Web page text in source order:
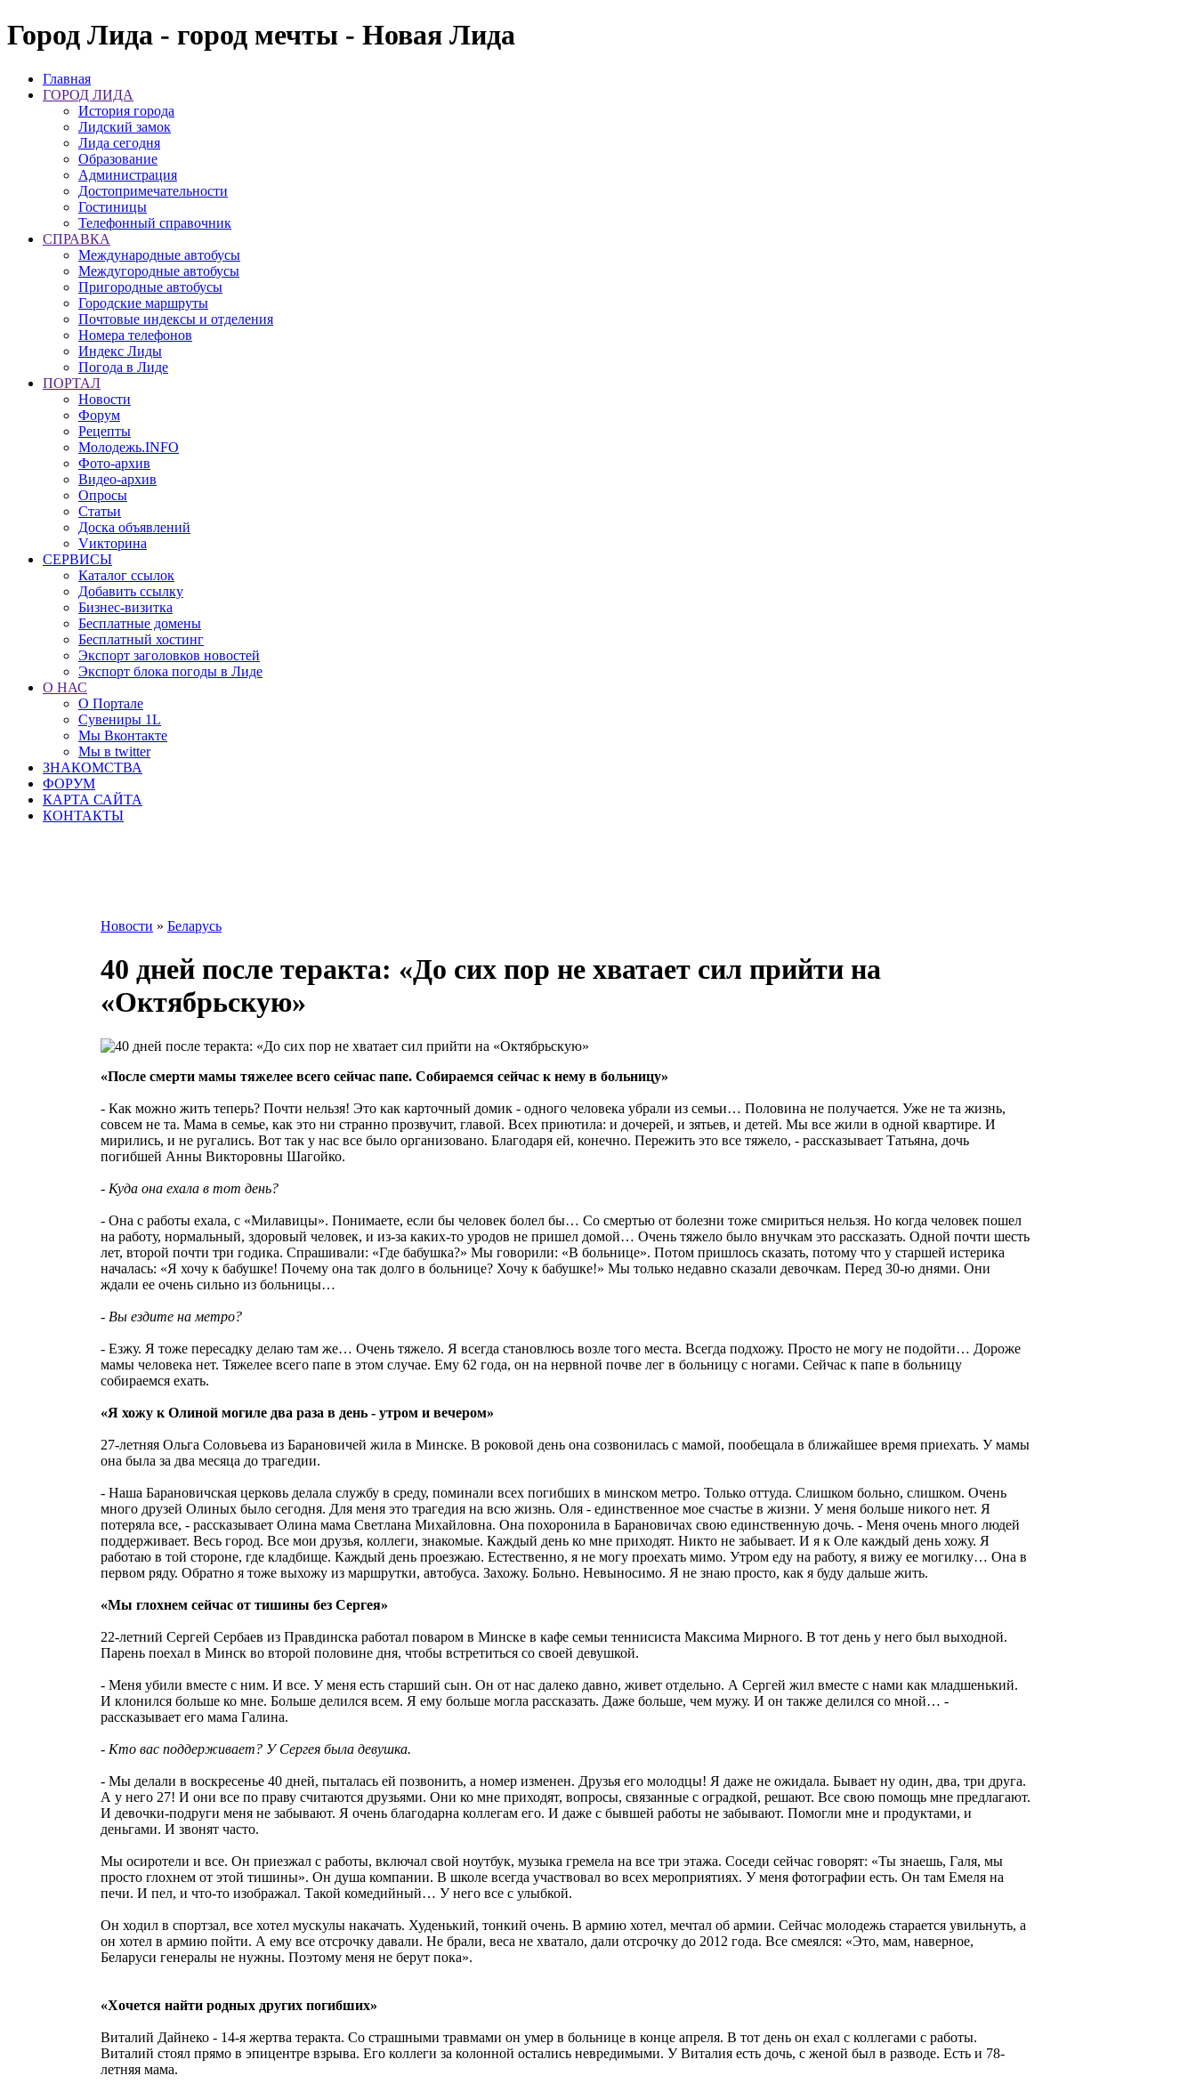
Город Лида - город мечты - Новая Лида
Главная
ГОРОД ЛИДА
История города
Лидский замок
Лида сегодня
Образование
Администрация
Достопримечательности
Гостиницы
Телефонный справочник
СПРАВКА
Международные автобусы
Междугородные автобусы
Пригородные автобусы
Городские маршруты
Почтовые индексы и отделения
Номера телефонов
Индекс Лиды
Погода в Лиде
ПОРТАЛ
Новости
Форум
Рецепты
Молодежь.INFO
Фото-архив
Видео-архив
Опросы
Статьи
Доска объявлений
Vикторина
СЕРВИСЫ
Каталог ссылок
Добавить ссылку
Бизнес-визитка
Бесплатные домены
Бесплатный хостинг
Экспорт заголовков новостей
Экспорт блока погоды в Лиде
О НАС
О Портале
Сувениры 1L
Мы Вконтакте
Мы в twitter
ЗНАКОМСТВА
ФОРУМ
КАРТА САЙТА
КОНТАКТЫ
Новости » Беларусь
40 дней после теракта: «До сих пор не хватает сил прийти на
«Октябрьскую»
«После смерти мамы тяжелее всего сейчас папе. Собираемся сейчас к нему в больницу»
- Как можно жить теперь? Почти нельзя! Это как карточный домик - одного человека убрали из семьи… Половина не получается. Уже не та жизнь,
совсем не та. Мама в семье, как это ни странно прозвучит, главой. Всех приютила: и дочерей, и зятьев, и детей. Мы все жили в одной квартире. И
мирились, и не ругались. Вот так у нас все было организовано. Благодаря ей, конечно. Пережить это все тяжело, - рассказывает Татьяна, дочь
погибшей Анны Викторовны Шагойко.
- Куда она ехала в тот день?
- Она с работы ехала, с «Милавицы». Понимаете, если бы человек болел бы… Со смертью от болезни тоже смириться нельзя. Но когда человек пошел
на работу, нормальный, здоровый человек, и из-за каких-то уродов не пришел домой… Очень тяжело было внучкам это рассказать. Одной почти шесть
лет, второй почти три годика. Спрашивали: «Где бабушка?» Мы говорили: «В больнице». Потом пришлось сказать, потому что у старшей истерика
началась: «Я хочу к бабушке! Почему она так долго в больнице? Хочу к бабушке!» Мы только недавно сказали девочкам. Перед 30-ю днями. Они
ждали ее очень сильно из больницы…
- Вы ездите на метро?
- Езжу. Я тоже пересадку делаю там же… Очень тяжело. Я всегда становлюсь возле того места. Всегда подхожу. Просто не могу не подойти… Дороже
мамы человека нет. Тяжелее всего папе в этом случае. Ему 62 года, он на нервной почве лег в больницу с ногами. Сейчас к папе в больницу
собираемся ехать.
«Я хожу к Олиной могиле два раза в день - утром и вечером»
27-летняя Ольга Соловьева из Барановичей жила в Минске. В роковой день она созвонилась с мамой, пообещала в ближайшее время приехать. У мамы
она была за два месяца до трагедии.
- Наша Барановичская церковь делала службу в среду, поминали всех погибших в минском метро. Только оттуда. Слишком больно, слишком. Очень
много друзей Олиных было сегодня. Для меня это трагедия на всю жизнь. Оля - единственное мое счастье в жизни. У меня больше никого нет. Я
потеряла все, - рассказывает Олина мама Светлана Михайловна. Она похоронила в Барановичах свою единственную дочь. - Меня очень много людей
поддерживает. Весь город. Все мои друзья, коллеги, знакомые. Каждый день ко мне приходят. Никто не забывает. И я к Оле каждый день хожу. Я
работаю в той стороне, где кладбище. Каждый день проезжаю. Естественно, я не могу проехать мимо. Утром еду на работу, я вижу ее могилку… Она в
первом ряду. Обратно я тоже выхожу из маршрутки, автобуса. Захожу. Больно. Невыносимо. Я не знаю просто, как я буду дальше жить.
«Мы глохнем сейчас от тишины без Сергея»
22-летний Сергей Сeрбаев из Правдинска работал поваром в Минске в кафе семьи теннисиста Максима Мирного. В тот день у него был выходной.
Парень поехал в Минск во второй половине дня, чтобы встретиться со своей девушкой.
- Меня убили вместе с ним. И все. У меня есть старший сын. Он от нас далеко давно, живет отдельно. А Сергей жил вместе с нами как младшенький.
И клонился больше ко мне. Больше делился всем. Я ему больше могла рассказать. Даже больше, чем мужу. И он также делился со мной… -
рассказывает его мама Галина.
- Кто вас поддерживает? У Сергея была девушка.
- Мы делали в воскресенье 40 дней, пыталась ей позвонить, а номер изменен. Друзья его молодцы! Я даже не ожидала. Бывает ну один, два, три друга.
А у него 27! И они все по праву считаются друзьями. Они ко мне приходят, вопросы, связанные с оградкой, решают. Все свою помощь мне предлагают.
И девочки-подруги меня не забывают. Я очень благодарна коллегам его. И даже с бывшей работы не забывают. Помогли мне и продуктами, и
деньгами. И звонят часто.
Мы осиротели и все. Он приезжал с работы, включал свой ноутбук, музыка гремела на все три этажа. Соседи сейчас говорят: «Ты знаешь, Галя, мы
просто глохнем от этой тишины». Он душа компании. В школе всегда участвовал во всех мероприятиях. У меня фотографии есть. Он там Емеля на
печи. И пел, и что-то изображал. Такой комедийный… У него все с улыбкой.
Он ходил в спортзал, все хотел мускулы накачать. Худенький, тонкий очень. В армию хотел, мечтал об армии. Сейчас молодежь старается увильнуть, а
он хотел в армию пойти. А ему все отсрочку давали. Не брали, веса не хватало, дали отсрочку до 2012 года. Все смеялся: «Это, мам, наверное,
Беларуси генералы не нужны. Поэтому меня не берут пока».
«Хочется найти родных других погибших»
Виталий Дайнеко - 14-я жертва теракта. Со страшными травмами он умер в больнице в конце апреля. В тот день он ехал с коллегами с работы.
Виталий стоял прямо в эпицентре взрыва. Его коллеги за колонной остались невредимыми. У Виталия есть дочь, с женой был в разводе. Есть и 78-
летняя мама.